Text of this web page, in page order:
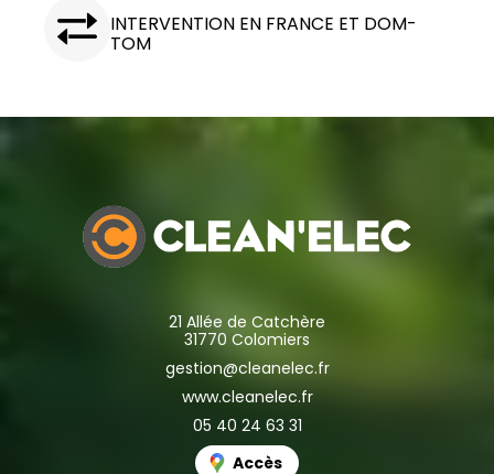
INTERVENTION EN FRANCE ET DOM-
TOM
21 Allée de Catchère
31770 Colomiers
gestion@cleanelec.fr
www.cleanelec.fr
05 40 24 63 31
Accès